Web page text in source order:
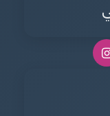
انستقرام